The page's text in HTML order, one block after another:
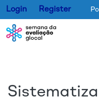
Login Register